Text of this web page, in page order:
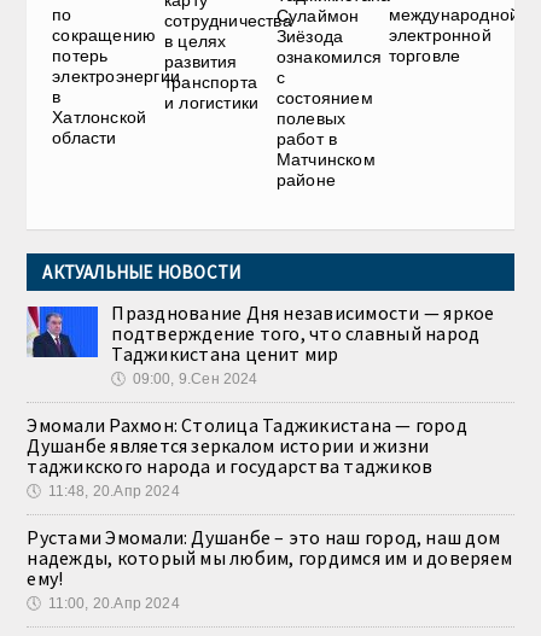
по
сокращению
потерь
электроэнергии
в
Хатлонской
области
сотрудничества
в целях
развития
транспорта
и логистики
Сулаймон
Зиёзода
ознакомился
с
состоянием
полевых
работ в
Матчинском
районе
международной
электронной
торговле
АКТУАЛЬНЫЕ НОВОСТИ
Празднование Дня независимости — яркое
подтверждение того, что славный народ
Таджикистана ценит мир
🕔 09:00, 9.Сен 2024
Эмомали Рахмон: Столица Таджикистана — город
Душанбе является зеркалом истории и жизни
таджикского народа и государства таджиков
🕔 11:48, 20.Апр 2024
Рустами Эмомали: Душанбе – это наш город, наш дом
надежды, который мы любим, гордимся им и доверяем
ему!
🕔 11:00, 20.Апр 2024